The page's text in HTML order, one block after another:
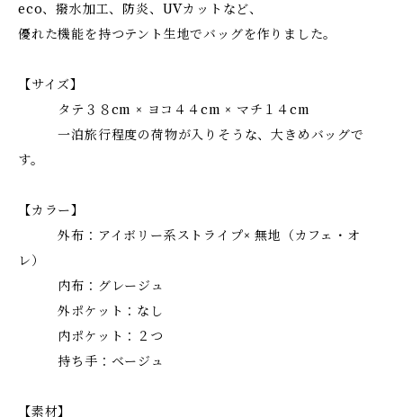
eco、撥水加工、防炎、UVカットなど、
優れた機能を持つテント生地でバッグを作りました。
【サイズ】
タテ３８cm × ヨコ４４cm × マチ１４cm
一泊旅行程度の荷物が入りそうな、大きめバッグで
す。
【カラー】
外布：アイボリー系ストライプ× 無地（カフェ・オ
レ）
内布：グレージュ
外ポケット：なし
内ポケット：２つ
持ち手：ベージュ
【素材】